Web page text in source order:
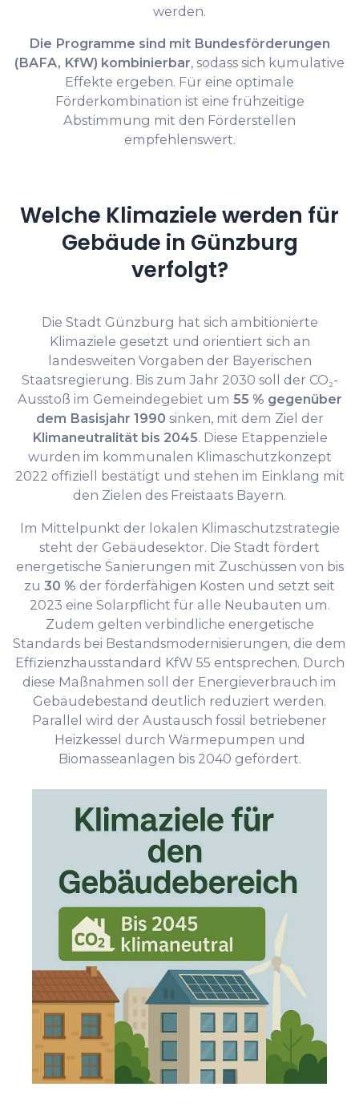
werden.
Die Programme sind mit Bundesförderungen
(BAFA, KfW) kombinierbar, sodass sich kumulative
Effekte ergeben. Für eine optimale
Förderkombination ist eine frühzeitige
Abstimmung mit den Förderstellen
empfehlenswert.
Welche Klimaziele werden für
Gebäude in Günzburg
verfolgt?
Die Stadt Günzburg hat sich ambitionierte
Klimaziele gesetzt und orientiert sich an
landesweiten Vorgaben der Bayerischen
Staatsregierung. Bis zum Jahr 2030 soll der CO₂-
Ausstoß im Gemeindegebiet um 55 % gegenüber
dem Basisjahr 1990 sinken, mit dem Ziel der
Klimaneutralität bis 2045. Diese Etappenziele
wurden im kommunalen Klimaschutzkonzept
2022 offiziell bestätigt und stehen im Einklang mit
den Zielen des Freistaats Bayern.
Im Mittelpunkt der lokalen Klimaschutzstrategie
steht der Gebäudesektor. Die Stadt fördert
energetische Sanierungen mit Zuschüssen von bis
zu 30 % der förderfähigen Kosten und setzt seit
2023 eine Solarpflicht für alle Neubauten um.
Zudem gelten verbindliche energetische
Standards bei Bestandsmodernisierungen, die dem
Effizienzhausstandard KfW 55 entsprechen. Durch
diese Maßnahmen soll der Energieverbrauch im
Gebäudebestand deutlich reduziert werden.
Parallel wird der Austausch fossil betriebener
Heizkessel durch Wärmepumpen und
Biomasseanlagen bis 2040 gefördert.